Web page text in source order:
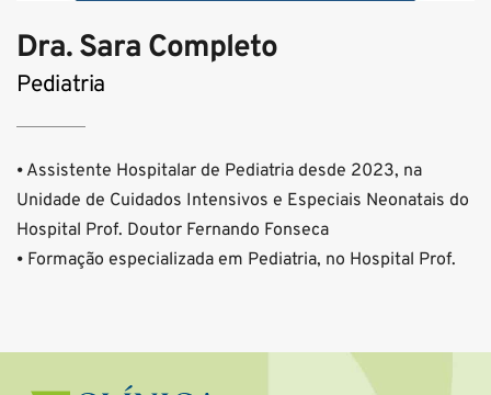
Dra. Sara Completo
Pediatria
⦁ Assistente Hospitalar de Pediatria desde 2023, na
Unidade de Cuidados Intensivos e Especiais Neonatais do
Hospital Prof. Doutor Fernando Fonseca
⦁ Formação especializada em Pediatria, no Hospital Prof.